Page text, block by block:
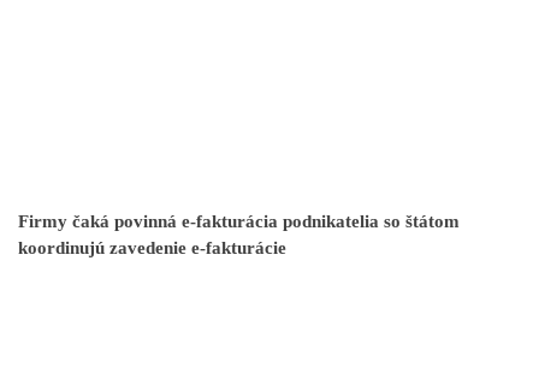
Firmy čaká povinná e-fakturácia podnikatelia so štátom
koordinujú zavedenie e-fakturácie